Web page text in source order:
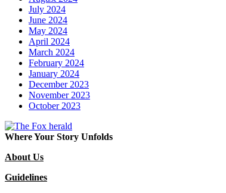
July 2024
June 2024
May 2024
April 2024
March 2024
February 2024
January 2024
December 2023
November 2023
October 2023
Where Your Story Unfolds
About Us
Guidelines